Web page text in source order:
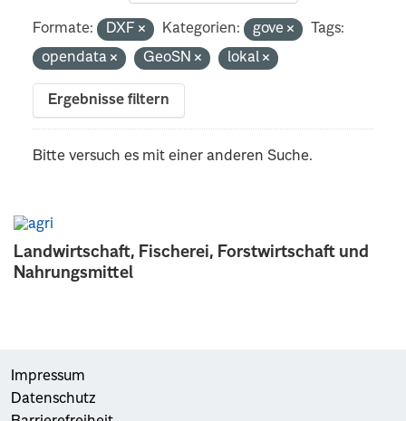
Landwirtschaft, Fischerei, Forstwirtschaft und
Nahrungsmittel
Formate: DXF Kategorien: gove
Tags:
opendata
GeoSN lokal
Ergebnisse filtern
Bitte versuch es mit einer anderen Suche.
Impressum
Datenschutz